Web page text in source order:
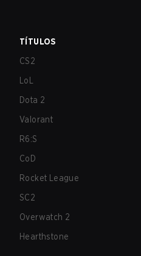
TÍTULOS
CS2
LoL
Dota 2
Valorant
R6:S
CoD
Rocket League
SC2
Overwatch 2
Hearthstone